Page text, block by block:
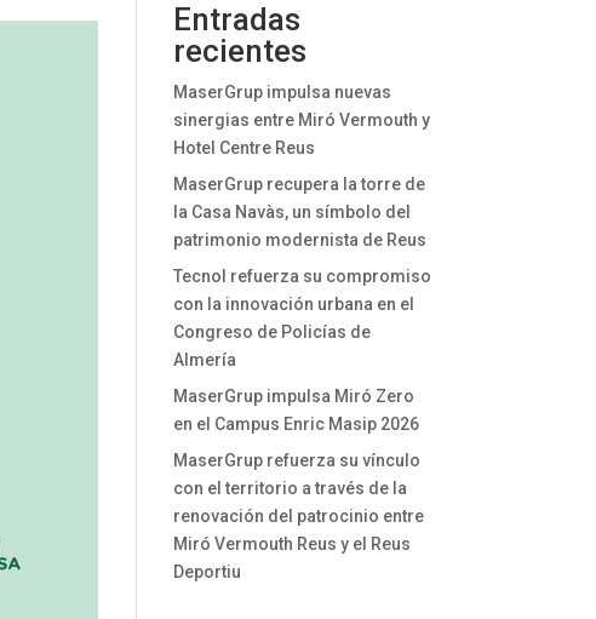
Entradas
recientes
MaserGrup impulsa nuevas
sinergias entre Miró Vermouth y
Hotel Centre Reus
MaserGrup recupera la torre de
la Casa Navàs, un símbolo del
patrimonio modernista de Reus
Tecnol refuerza su compromiso
con la innovación urbana en el
Congreso de Policías de
Almería
MaserGrup impulsa Miró Zero
en el Campus Enric Masip 2026
MaserGrup refuerza su vínculo
con el territorio a través de la
renovación del patrocinio entre
Miró Vermouth Reus y el Reus
Deportiu